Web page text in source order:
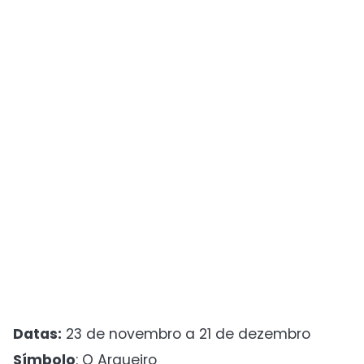
Datas: 23 de novembro a 21 de dezembro
Símbolo: O Arqueiro